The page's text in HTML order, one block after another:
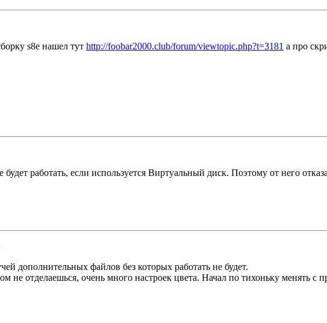
s8e нашел тут http://foobar2000.club/forum/viewtopic.php?t=3181 а про
работать, если используется Виртуальный диск. Поэтому от него
дополнительных файлов без которых работать не будет.
не отделаешься, очень много настроек цвета. Начал по тихоньку менять с